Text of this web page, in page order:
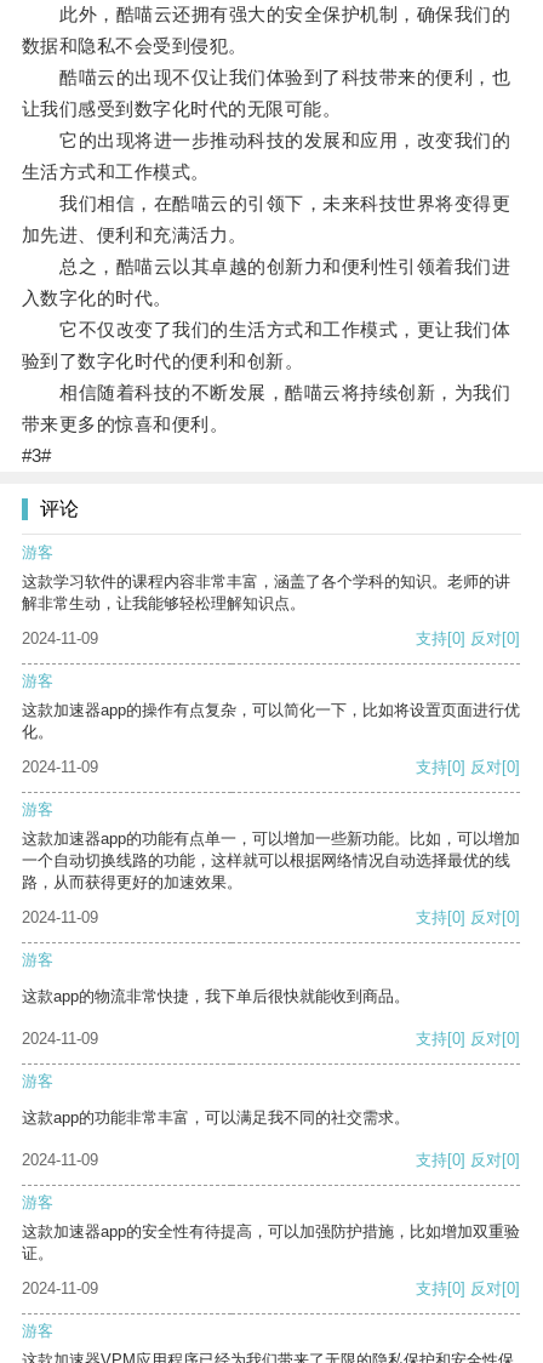
此外，酷喵云还拥有强大的安全保护机制，确保我们的
数据和隐私不会受到侵犯。
酷喵云的出现不仅让我们体验到了科技带来的便利，也
让我们感受到数字化时代的无限可能。
它的出现将进一步推动科技的发展和应用，改变我们的
生活方式和工作模式。
我们相信，在酷喵云的引领下，未来科技世界将变得更
加先进、便利和充满活力。
总之，酷喵云以其卓越的创新力和便利性引领着我们进
入数字化的时代。
它不仅改变了我们的生活方式和工作模式，更让我们体
验到了数字化时代的便利和创新。
相信随着科技的不断发展，酷喵云将持续创新，为我们
带来更多的惊喜和便利。
#3#
评论
游客
这款学习软件的课程内容非常丰富，涵盖了各个学科的知识。老师的讲
解非常生动，让我能够轻松理解知识点。
2024-11-09
支持[0] 反对[0]
游客
这款加速器app的操作有点复杂，可以简化一下，比如将设置页面进行优
化。
2024-11-09
支持[0] 反对[0]
游客
这款加速器app的功能有点单一，可以增加一些新功能。比如，可以增加
一个自动切换线路的功能，这样就可以根据网络情况自动选择最优的线
路，从而获得更好的加速效果。
2024-11-09
支持[0] 反对[0]
游客
这款app的物流非常快捷，我下单后很快就能收到商品。
2024-11-09 支持[0] 反对[0]
游客
这款app的功能非常丰富，可以满足我不同的社交需求。
2024-11-09 支持[0] 反对[0]
游客
这款加速器app的安全性有待提高，可以加强防护措施，比如增加双重验
证。
2024-11-09
支持[0] 反对[0]
游客